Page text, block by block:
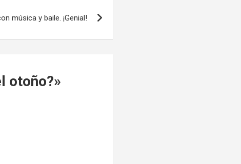
música y baile. ¡Genial!
otoño?»